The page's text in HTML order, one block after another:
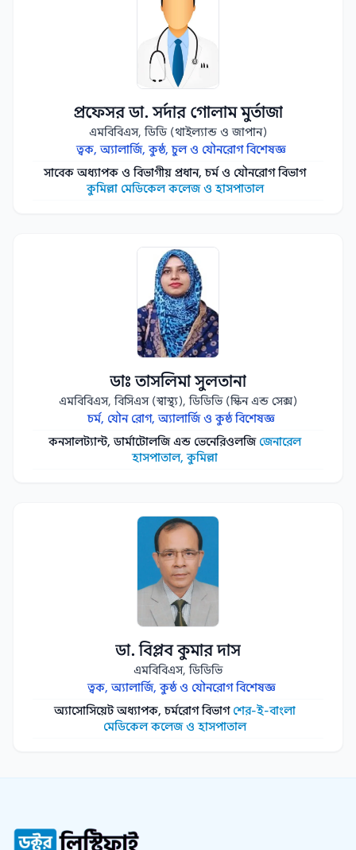
প্রফেসর ডা. সর্দার গোলাম মুর্তাজা
এমবিবিএস, ডিডি (থাইল্যান্ড ও জাপান)
ত্বক, অ্যালার্জি, কুষ্ঠ, চুল ও যৌনরোগ বিশেষজ্ঞ
সাবেক অধ্যাপক ও বিভাগীয় প্রধান, চর্ম ও যৌনরোগ বিভাগ
কুমিল্লা মেডিকেল কলেজ ও হাসপাতাল
ডাঃ তাসলিমা সুলতানা
এমবিবিএস, বিসিএস (স্বাস্থ্য), ডিডিভি (স্কিন এন্ড সেক্স)
চর্ম, যৌন রোগ, অ্যালার্জি ও কুষ্ঠ বিশেষজ্ঞ
কনসালট্যান্ট, ডার্মাটোলজি এন্ড ভেনেরিওলজি জেনারেল
হাসপাতাল, কুমিল্লা
ডা. বিপ্লব কুমার দাস
এমবিবিএস, ডিডিভি
ত্বক, অ্যালার্জি, কুষ্ঠ ও যৌনরোগ বিশেষজ্ঞ
অ্যাসোসিয়েট অধ্যাপক, চর্মরোগ বিভাগ শের-ই-বাংলা
মেডিকেল কলেজ ও হাসপাতাল